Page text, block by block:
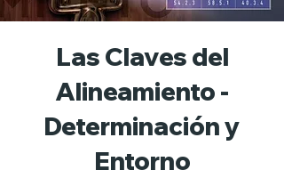
Las Claves del
Alineamiento -
Determinación y
Entorno